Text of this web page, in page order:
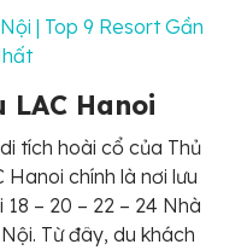
| Top 9 Resort Gần
LAC Hanoi
tích hoài cổ của Thủ
Hanoi chính là nơi lưu
– 20 – 22 – 24 Nhà
Từ đây, du khách